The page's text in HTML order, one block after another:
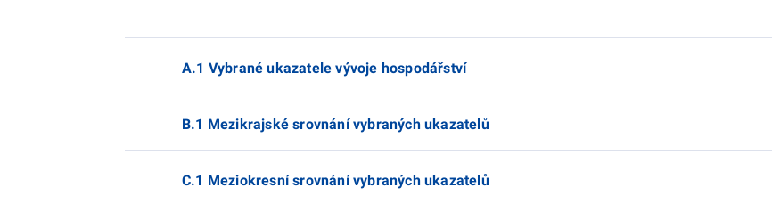
A.1 Vybrané ukazatele vývoje hospodářství
B.1 Mezikrajské srovnání vybraných ukazatelů
C.1 Meziokresní srovnání vybraných ukazatelů